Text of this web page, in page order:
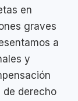
en
graves
a
y
de derecho